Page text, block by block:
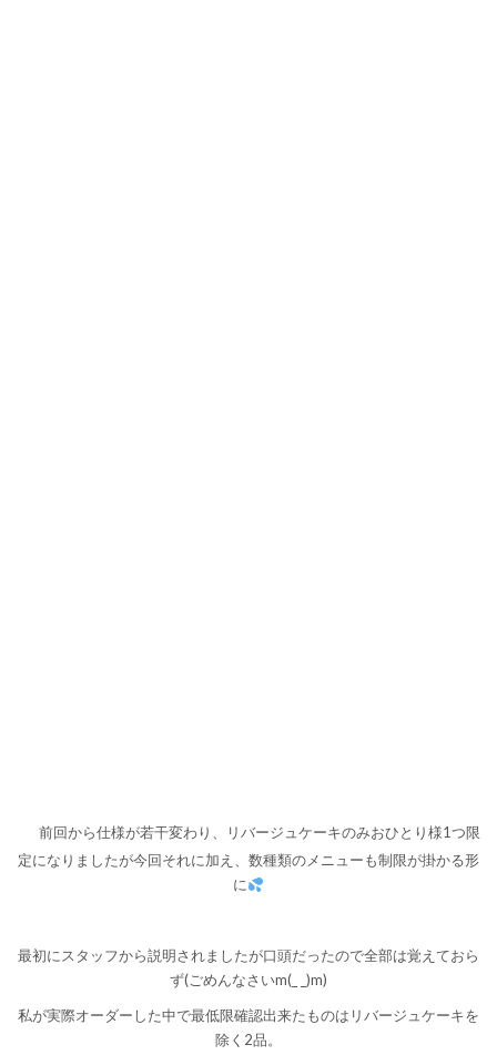
前回から仕様が若干変わり、リバージュケーキのみおひとり様1つ限
定になりましたが今回それに加え、数種類のメニューも制限が掛かる形
に
最初にスタッフから説明されましたが口頭だったので全部は覚えておら
ず(ごめんなさいm(_ _)m)
私が実際オーダーした中で最低限確認出来たものはリバージュケーキを
除く2品。